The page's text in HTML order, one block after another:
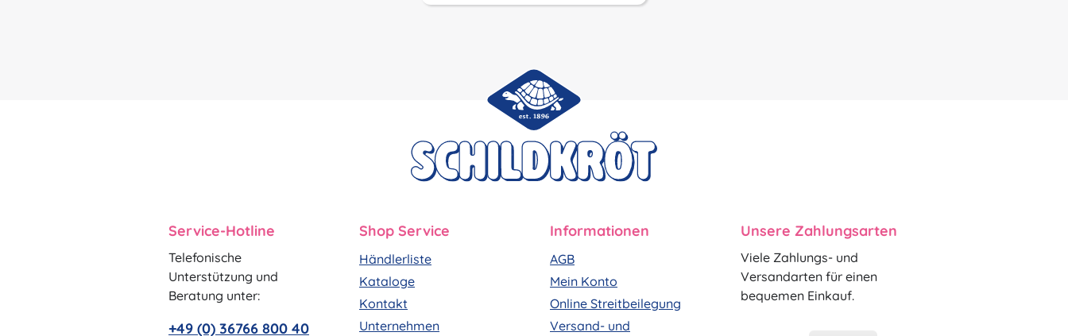
Service-Hotline
Telefonische
Unterstützung und
Beratung unter:
+49 (0) 36766 800 40
Shop Service
Händlerliste
Kataloge
Kontakt
Unternehmen
Informationen
AGB
Mein Konto
Online Streitbeilegung
Versand- und
Unsere Zahlungsarten
Viele Zahlungs- und
Versandarten für einen
bequemen Einkauf.